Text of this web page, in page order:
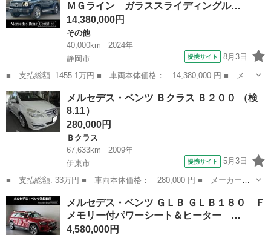
シートＨ ...
ＭＧライン ガラススライディングル…
14,380,000円
その他
40,000km
2024年
静岡市
提携サイト 8月3日
■ 支払総額: 1455.1万円 ■ 車両本体価格： 14,380,000 円 ■ メー
カー名： メルセデス・ベンツ ■ 車種名： Ｇクラス ■ グレード
名： Ｇ４００ｄ ＡＭＧライン ガラススライディングルーフ ブ
ルメス...
静岡 静岡市
メルセデス・ベンツ Ｂクラス Ｂ２００ （検
8.11）
280,000円
Ｂクラス
67,633km
2009年
伊東市
提携サイト 5月3日
■ 支払総額: 33万円 ■ 車両本体価格： 280,000 円 ■ メーカー
名： メルセデス・ベンツ ■ 車種名： Ｂクラス ■ グレード
名： Ｂ２００ ■ 排気量： 2000cc ■ ドア枚数： 5D ■ ミッシ
ョン：...
静岡 伊東市 Ｂクラス
メルセデス・ベンツ ＧＬＢ ＧＬＢ１８０ Ｆ
メモリー付パワーシート＆ヒーター …
4,580,000円